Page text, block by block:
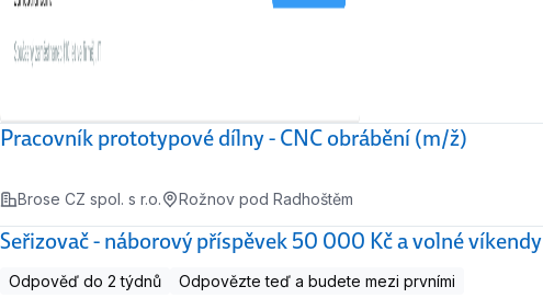
Pracovník prototypové dílny - CNC obrábění (m/ž)
Brose CZ spol. s r.o. Rožnov pod Radhoštěm
Seřizovač - náborový příspěvek 50 000 Kč a volné víkendy
Odpověď do 2 týdnů
Odpovězte teď a budete mezi prvními